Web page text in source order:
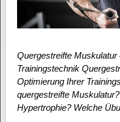
Quergestreifte
Trainingstechnik
Optimierung Ihrer
quergestreifte
Hypertrophie? Welche